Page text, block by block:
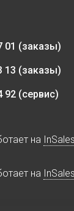
01 (заказы)
13 (заказы)
92 (сервис)
на InSales
на InSales